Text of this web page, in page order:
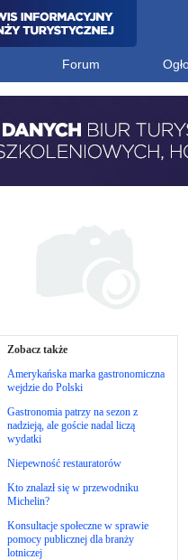
Forum
Zobacz także
Amerykańska marka gastronomiczna
wejdzie do Polski
Gastronomia patrzy na sezon z
nadzieją, ale goście nadal liczą
wydatki
Niepewność restauratorów
Kto znalazł się w przewodniku
Michelin?
Konsultacje społeczne w sprawie
pomocy publicznej dla branży
lotniczej